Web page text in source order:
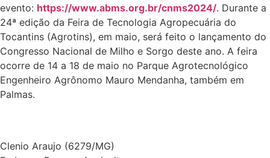
evento: https://www.abms.org.br/cnms2024/. Durante a
24ª edição da Feira de Tecnologia Agropecuária do
Tocantins (Agrotins), em maio, será feito o lançamento do
Congresso Nacional de Milho e Sorgo deste ano. A feira
ocorre de 14 a 18 de maio no Parque Agrotecnológico
Engenheiro Agrônomo Mauro Mendanha, também em
Palmas.
Clenio Araujo (6279/MG)